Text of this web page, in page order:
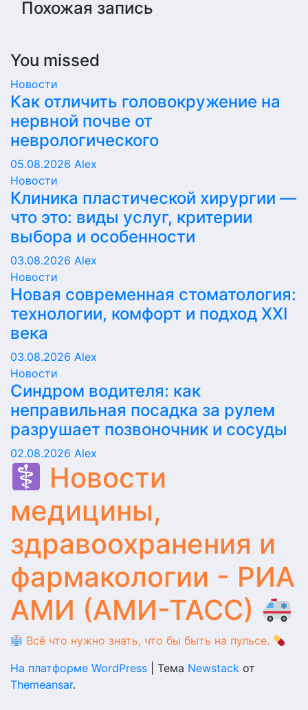
Похожая запись
You missed
Новости
Как отличить головокружение на
нервной почве от
неврологического
05.08.2026 Alex
Новости
Клиника пластической хирургии —
что это: виды услуг, критерии
выбора и особенности
03.08.2026 Alex
Новости
Новая современная стоматология:
технологии, комфорт и подход XXI
века
03.08.2026 Alex
Новости
Синдром водителя: как
неправильная посадка за рулем
разрушает позвоночник и сосуды
02.08.2026 Alex
Новости
медицины,
здравоохранения и
фармакологии - РИА
АМИ (АМИ-ТАСС)
Всё что нужно знать, что бы быть на пульсе.
На платформе WordPress
Тема Newstack от
Themeansar.